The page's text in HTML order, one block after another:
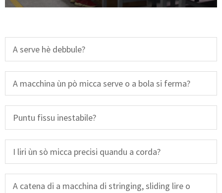
A serve hè debbule?
A macchina ùn pò micca serve o a bola si ferma?
Puntu fissu inestabile?
I liri ùn sò micca precisi quandu a corda?
A catena di a macchina di stringing, sliding lire o